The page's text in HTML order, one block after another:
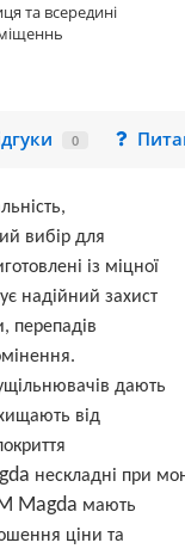
та всередині
0
вибір для
із міцної
надійний захист
перепадів
дають
від
нескладні при
Magda мають
ціни та